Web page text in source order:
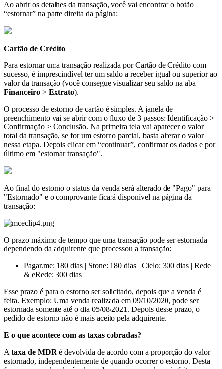
Ao abrir os detalhes da transação, você vai encontrar o botão
“estornar” na parte direita da página:
Cartão de Crédito
Para estornar uma transação realizada por Cartão de Crédito com
sucesso, é imprescindível ter um saldo a receber igual ou superior ao
valor da transação (você consegue visualizar seu saldo na aba
Financeiro > Extrato).
O processo de estorno de cartão é simples. A janela de
preenchimento vai se abrir com o fluxo de 3 passos: Identificação >
Confirmação > Conclusão. Na primeira tela vai aparecer o valor
total da transação, se for um estorno parcial, basta alterar o valor
nessa etapa. Depois clicar em “continuar”, confirmar os dados e por
último em "estornar transação".
Ao final do estorno o status da venda será alterado de "Pago" para
"Estornado" e o comprovante ficará disponível na página da
transação:
O prazo máximo de tempo que uma transação pode ser estornada
dependendo da adquirente que processou a transação:
Pagar.me: 180 dias | Stone: 180 dias | Cielo: 300 dias | Rede
& eRede: 300 dias
Esse prazo é para o estorno ser solicitado, depois que a venda é
feita. Exemplo: Uma venda realizada em 09/10/2020, pode ser
estornada somente até o dia 05/08/2021. Depois desse prazo, o
pedido de estorno não é mais aceito pela adquirente.
E o que acontece com as taxas cobradas?
A taxa de MDR é devolvida de acordo com a proporção do valor
estornado, independentemente de quando ocorrer o estorno. Desta